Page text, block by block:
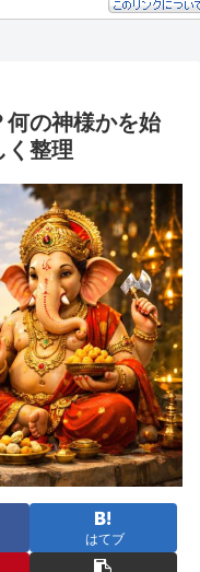
何の神様かを始
く整理
はてブ